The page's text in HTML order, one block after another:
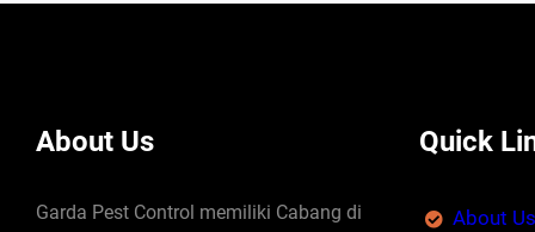
About Us
Garda Pest Control memiliki Cabang di
Quick
About Us